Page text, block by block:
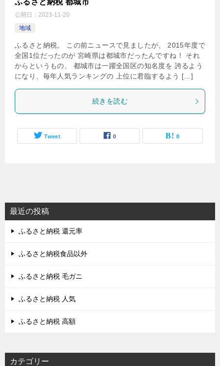
ふるさと納税 都城市
公開日： 2023-11-20
地域
ふるさと納税。 この前ニュースで見ましたが、 2015年度で
全国1位だったのが 宮崎県は都城市だったんですね！ それ
からというもの、 都城市は一躍全国区の知名度を 誇るよう
になり、毎年人気ランキングの 上位に君臨するよう […]
続きを読む
Tweet 0 0
最近の投稿
ふるさと納税 還元率
ふるさと納税食品以外
ふるさと納税 毛ガニ
ふるさと納税 人気
ふるさと納税 高額
カテゴリー